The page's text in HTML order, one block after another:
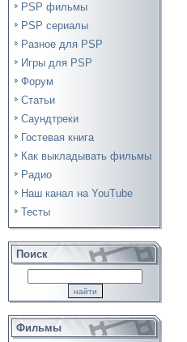
PSP фильмы
PSP сериалы
Разное для PSP
Игры для PSP
Форум
Статьи
Саундтреки
Гостевая книга
Как выкладывать фильмы
Радио
Наш канал на YouTube
Тесты
Поиск
Фильмы